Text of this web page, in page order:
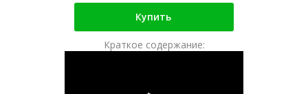
Купить
Краткое содержание: